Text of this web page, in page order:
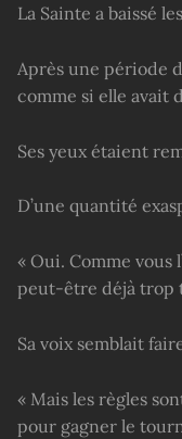
La Sainte a baissé
Après une période
comme si elle avait
Ses yeux étaient
D’une quantité
« Oui. Comme vous
peut-être déjà trop
Sa voix semblait
« Mais les règles
pour gagner le